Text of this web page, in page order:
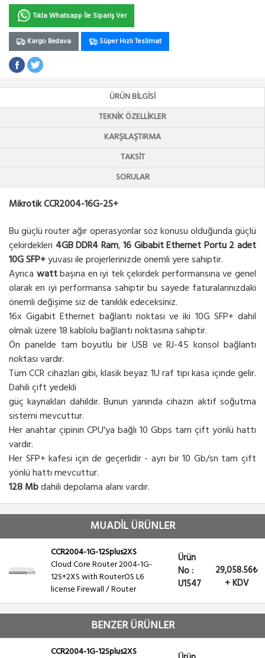
Tıkla Whatsapp İle Sipariş Ver
Kargo Bedava Süper Hızlı Teslimat
ÜRÜN BILGISI
TEKNIK ÖZELLIKLER
KARŞILAŞTIRMA
TAKSIT
SORULAR
Mikrotik CCR2004-16G-2S+
Bu güçlü router ağır operasyonlar söz konusu olduğunda güçlü
çekirdekleri 4GB DDR4Ram,16 Gibabit Ethernet Portu 2 adet
10G SFP+yuvası ile projerlerinizde önemli yere sahiptir.
Ayrıca wattbaşına en iyi tek çekirdek performansına ve genel
olarak en iyi performansa sahiptir bu sayede faturalarınızdaki
önemli değişime siz de tanıklık edeceksiniz.
16x Gigabit Ethernet bağlantı noktası ve iki 10G SFP+ dahil
olmak üzere 18 kablolu bağlantı noktasına sahiptir.
Ön panelde tam boyutlu bir USB ve RJ-45 konsol bağlantı
noktası vardır.
Tüm CCR cihazları gibi, klasik beyaz 1U raf tipi kasa içinde gelir.
Dahili çift yedekli
güç kaynakları dahildir. Bunun yanında cihazın aktif soğutma
sistemi mevcuttur.
Her anahtar çipinin CPU'ya bağlı 10 Gbps tam çift yönlü hattı
vardır.
Her SFP+ kafesi için de geçerlidir - ayrı bir 10 Gb/sn tam çift
yönlü hattı mevcuttur.
128 Mbdahili depolama alanı vardır.
MUADİL ÜRÜNLER
CCR2004-1G-12Splus2XS
Cloud Core Router 2004-1G-
12S+2XS with RouterOS L6
license Firewall / Router
Ürün
No :
U1547
29,058.56₺
+ KDV
BENZER ÜRÜNLER
CCR2004-1G-12Splus2XS